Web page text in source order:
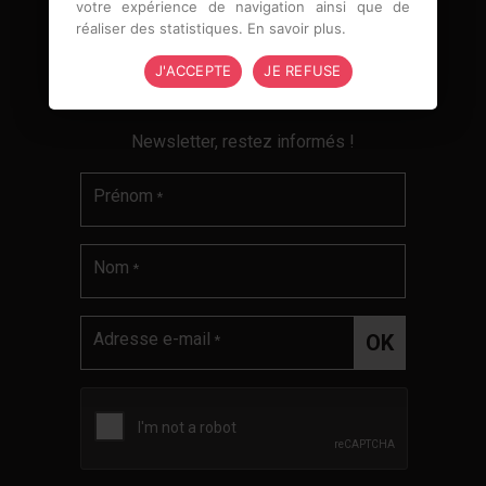
Nous suivre :
Newsletter, restez informés !
Prénom *
Nom *
Adresse e-mail *
votre expérience de navigation ainsi que de
réaliser des statistiques. En savoir plus.
J'ACCEPTE JE REFUSE